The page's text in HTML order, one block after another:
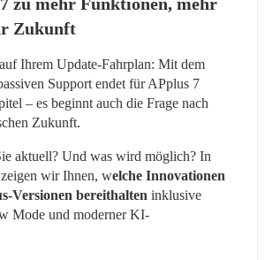
Zukunft
Ihrem Update-Fahrplan: Mit dem
Support endet für APplus 7
– es beginnt auch die Frage nach
Zukunft.
aktuell? Und was wird möglich? In
wir Ihnen, welche Innovationen
Versionen bereithalten inklusive
Mode und moderner KI-